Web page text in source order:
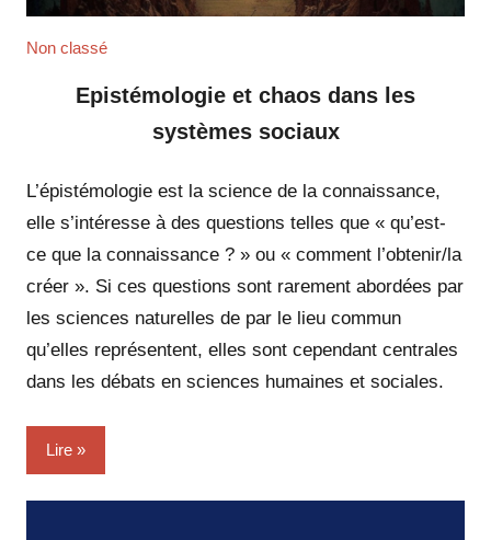
Non classé
Epistémologie et chaos dans les
systèmes sociaux
L’épistémologie est la science de la connaissance,
elle s’intéresse à des questions telles que « qu’est-
ce que la connaissance ? » ou « comment l’obtenir/la
créer ». Si ces questions sont rarement abordées par
les sciences naturelles de par le lieu commun
qu’elles représentent, elles sont cependant centrales
dans les débats en sciences humaines et sociales.
Lire